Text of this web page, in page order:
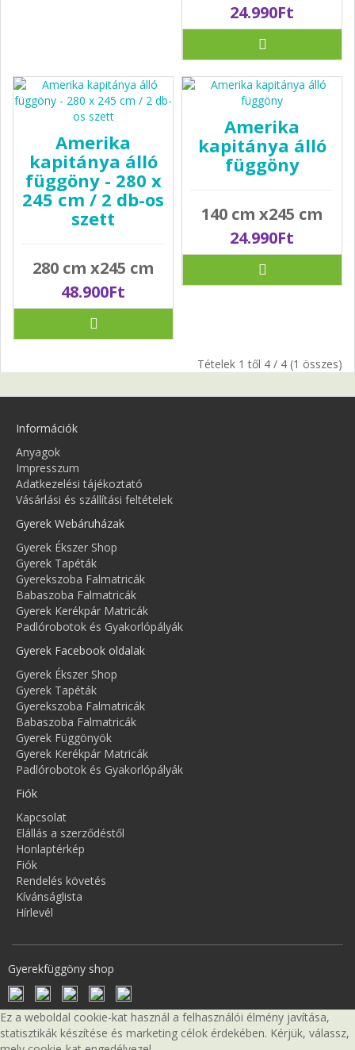
24.990Ft
Amerika
kapitánya álló
függöny - 280 x
245 cm / 2 db-os
szett
280 cm x245 cm
48.900Ft
Amerika
kapitánya álló
függöny
140 cm x245 cm
24.990Ft
Tételek 1 től 4 / 4 (1 összes)
Információk
Anyagok
Impresszum
Adatkezelési tájékoztató
Vásárlási és szállítási feltételek
Gyerek Webáruházak
Gyerek Ékszer Shop
Gyerek Tapéták
Gyerekszoba Falmatricák
Babaszoba Falmatricák
Gyerek Kerékpár Matricák
Padlórobotok és Gyakorlópályák
Gyerek Facebook oldalak
Gyerek Ékszer Shop
Gyerek Tapéták
Gyerekszoba Falmatricák
Babaszoba Falmatricák
Gyerek Függönyök
Gyerek Kerékpár Matricák
Padlórobotok és Gyakorlópályák
Fiók
Kapcsolat
Elállás a szerződéstől
Honlaptérkép
Fiók
Rendelés követés
Kívánságlista
Hírlevél
Gyerekfüggöny shop
Ez a weboldal cookie-kat használ a felhasználói élmény javítása,
statisztikák készítése és marketing célok érdekében. Kérjük, válassz,